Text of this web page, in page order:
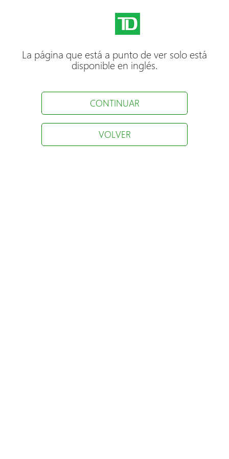
La página que está a punto de ver solo está
disponible en inglés.
CONTINUAR
VOLVER